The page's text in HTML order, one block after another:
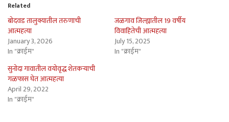
Related
बोदवड तालुक्यातील तरुणाची
आत्महत्या
January 3, 2026
In "क्राईम"
जळगाव जिल्ह्यातील 19 वर्षीय
विवाहितेची आत्महत्या
July 15, 2025
In "क्राईम"
सुनोदा गावातील वयोवृद्ध शेतकर्‍याची
गळफास घेत आत्महत्या
April 29, 2022
In "क्राईम"